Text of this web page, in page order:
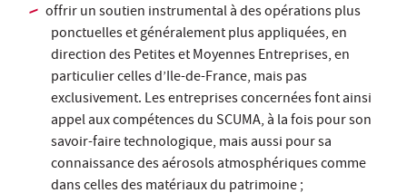
offrir un soutien instrumental à des opérations plus
ponctuelles et généralement plus appliquées, en
direction des Petites et Moyennes Entreprises, en
particulier celles d’Ile-de-France, mais pas
exclusivement. Les entreprises concernées font ainsi
appel aux compétences du SCUMA, à la fois pour son
savoir-faire technologique, mais aussi pour sa
connaissance des aérosols atmosphériques comme
dans celles des matériaux du patrimoine ;